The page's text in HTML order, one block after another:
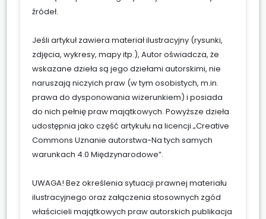
źródeł.
Jeśli artykuł zawiera materiał ilustracyjny (rysunki,
zdjęcia, wykresy, mapy itp.), Autor oświadcza, że
wskazane dzieła są jego dziełami autorskimi, nie
naruszają niczyich praw (w tym osobistych, m.in.
prawa do dysponowania wizerunkiem) i posiada
do nich pełnię praw majątkowych. Powyższe dzieła
udostępnia jako część artykułu na licencji „Creative
Commons Uznanie autorstwa-Na tych samych
warunkach 4.0 Międzynarodowe”.
UWAGA! Bez określenia sytuacji prawnej materiału
ilustracyjnego oraz załączenia stosownych zgód
właścicieli majątkowych praw autorskich publikacja